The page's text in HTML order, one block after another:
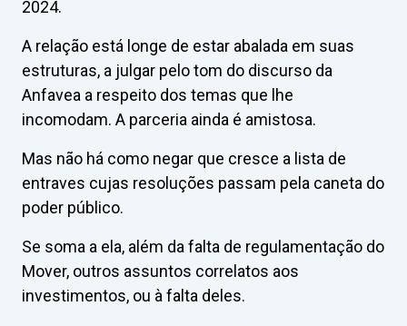
2024.
A relação está longe de estar abalada em suas
estruturas, a julgar pelo tom do discurso da
Anfavea a respeito dos temas que lhe
incomodam. A parceria ainda é amistosa.
Mas não há como negar que cresce a lista de
entraves cujas resoluções passam pela caneta do
poder público.
Se soma a ela, além da falta de regulamentação do
Mover, outros assuntos correlatos aos
investimentos, ou à falta deles.